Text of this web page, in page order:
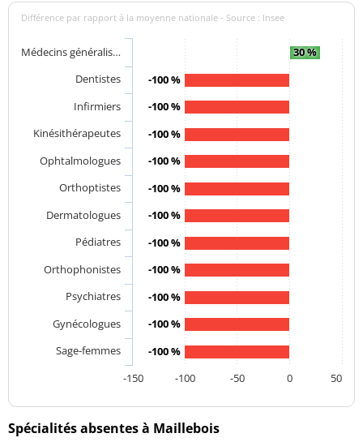
Différence par rapport à la moyenne nationale - Source : Insee
30 %
-100 %
-100 %
-100 %
-100 %
-100 %
-100 %
-100 %
-100 %
-100 %
-100 %
-100 %
Médecins généralis…
Dentistes
Infirmiers
Kinésithérapeutes
Ophtalmologues
Orthoptistes
Dermatologues
Pédiatres
Orthophonistes
Psychiatres
Gynécologues
Sage-femmes
-100
-50 0 50
-150
Spécialités absentes à Maillebois